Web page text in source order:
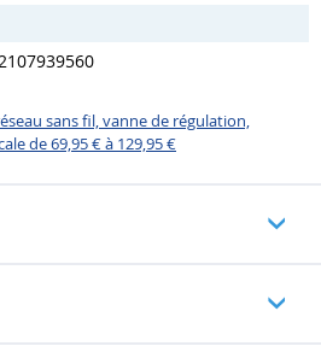
sans fil, vanne de régulation,
de 69,95 € à 129,95 €